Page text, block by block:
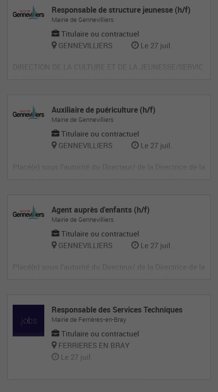
naire Petite Enfance • Éveil culturel : 4 spectacles par an
Responsable de structure jeunesse (h/f)
Mairie de Gennevilliers
Titulaire ou contractuel
GENNEVILLIERS
Le 27 juil.
DIRECTION DE LA CULTURE ET DE LA JEUNESSE/SERVIC
ganisent autour de plusieurs axes : l’animation de proxim
Auxiliaire de puériculture (h/f)
Mairie de Gennevilliers
Titulaire ou contractuel
GENNEVILLIERS
Le 27 juil.
Placé(e) sous l’autorité du Directeur/ de la Directrice de la
e. Au sein de la Direction de la Petite Enfance : • Projets é
Agent auprès d'enfants (h/f)
Mairie de Gennevilliers
Titulaire ou contractuel
GENNEVILLIERS
Le 27 juil.
Placé(e) sous l’autorité du Directeur/ de la Directrice de la
u sein de la Direction de la Petite Enfance : • Projets éduc
Responsable des Services Techniques
Mairie de Ferrières-en-Bray
Titulaire ou contractuel
FERRIERES EN BRAY
Le 27 juil.